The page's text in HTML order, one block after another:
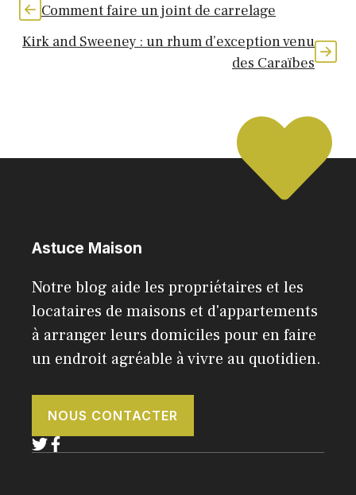
Comment faire un joint de carrelage
Kirk and Sweeney : un rhum d’exception venu
des Caraïbes
Astuce Maison
Notre blog aide les propriétaires et les
locataires de maisons et d'appartements
à arranger leurs domiciles pour en faire
un endroit agréable à vivre au quotidien.
NOUS CONTACTER